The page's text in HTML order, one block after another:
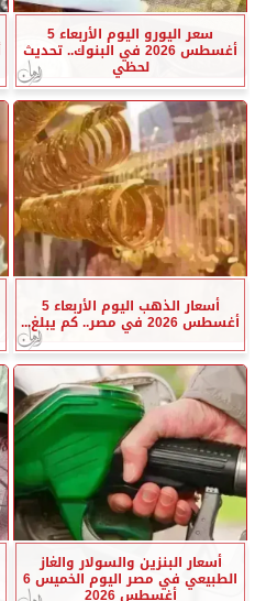
سعر اليورو اليوم الأربعاء 5
أغسطس 2026 في البنوك.. تحديث
لحظي
أسعار الذهب اليوم الأربعاء 5
أغسطس 2026 في مصر.. كم يبلغ...
أسعار البنزين والسولار والغاز
الطبيعي في مصر اليوم الخميس 6
أغسطس 2026